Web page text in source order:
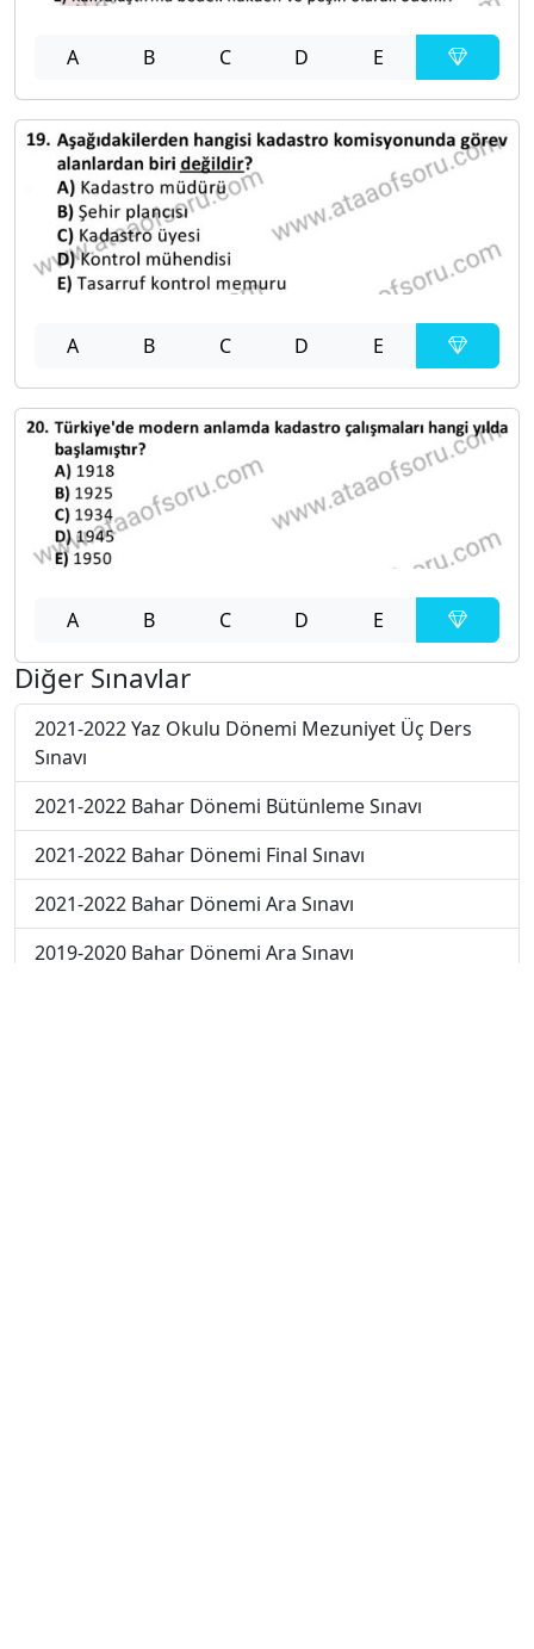
A B C D E
A B C D E
A B C D E
Diğer Sınavlar
2021-2022 Yaz Okulu Dönemi Mezuniyet Üç Ders
Sınavı
2021-2022 Bahar Dönemi Bütünleme Sınavı
2021-2022 Bahar Dönemi Final Sınavı
2021-2022 Bahar Dönemi Ara Sınavı
2019-2020 Bahar Dönemi Ara Sınavı